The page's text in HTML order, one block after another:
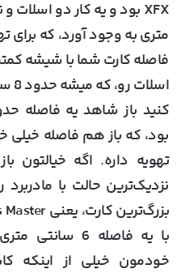
متری به وجود آورد، که برای
بود، که باز هم فاصله خیلی
تهویه داره. اگه خیالتون
نزدیک‌ترین حالت با
با یه فاصله 6
خودمون خیلی از اینکه